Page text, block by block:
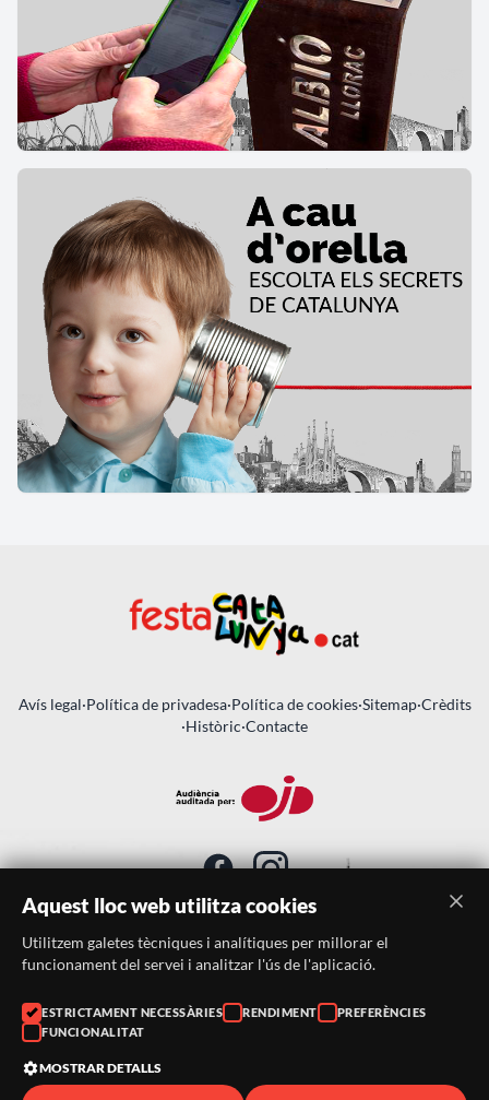
Avís legal·Política de privadesa·Política de cookies·Sitemap·Crèdits
·Històric·Contacte
SUBSCRIU-TE AL BUTLLETÍ
Telèfon:
938046359
Correu:
Aquest lloc web utilitza cookies
Utilitzem galetes tècniques i analítiques per millorar el
funcionament del servei i analitzar l'ús de l'aplicació.
ESTRICTAMENT NECESSÀRIES RENDIMENT
PREFERÈNCIES
FUNCIONALITAT
MOSTRAR DETALLS